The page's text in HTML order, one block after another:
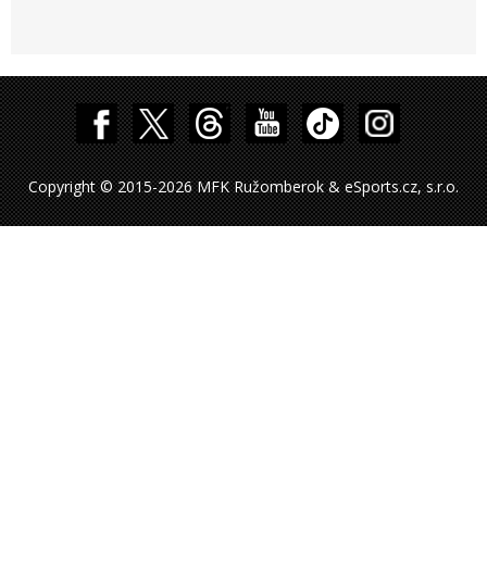
Copyright © 2015-2026 MFK Ružomberok & eSports.cz, s.r.o.